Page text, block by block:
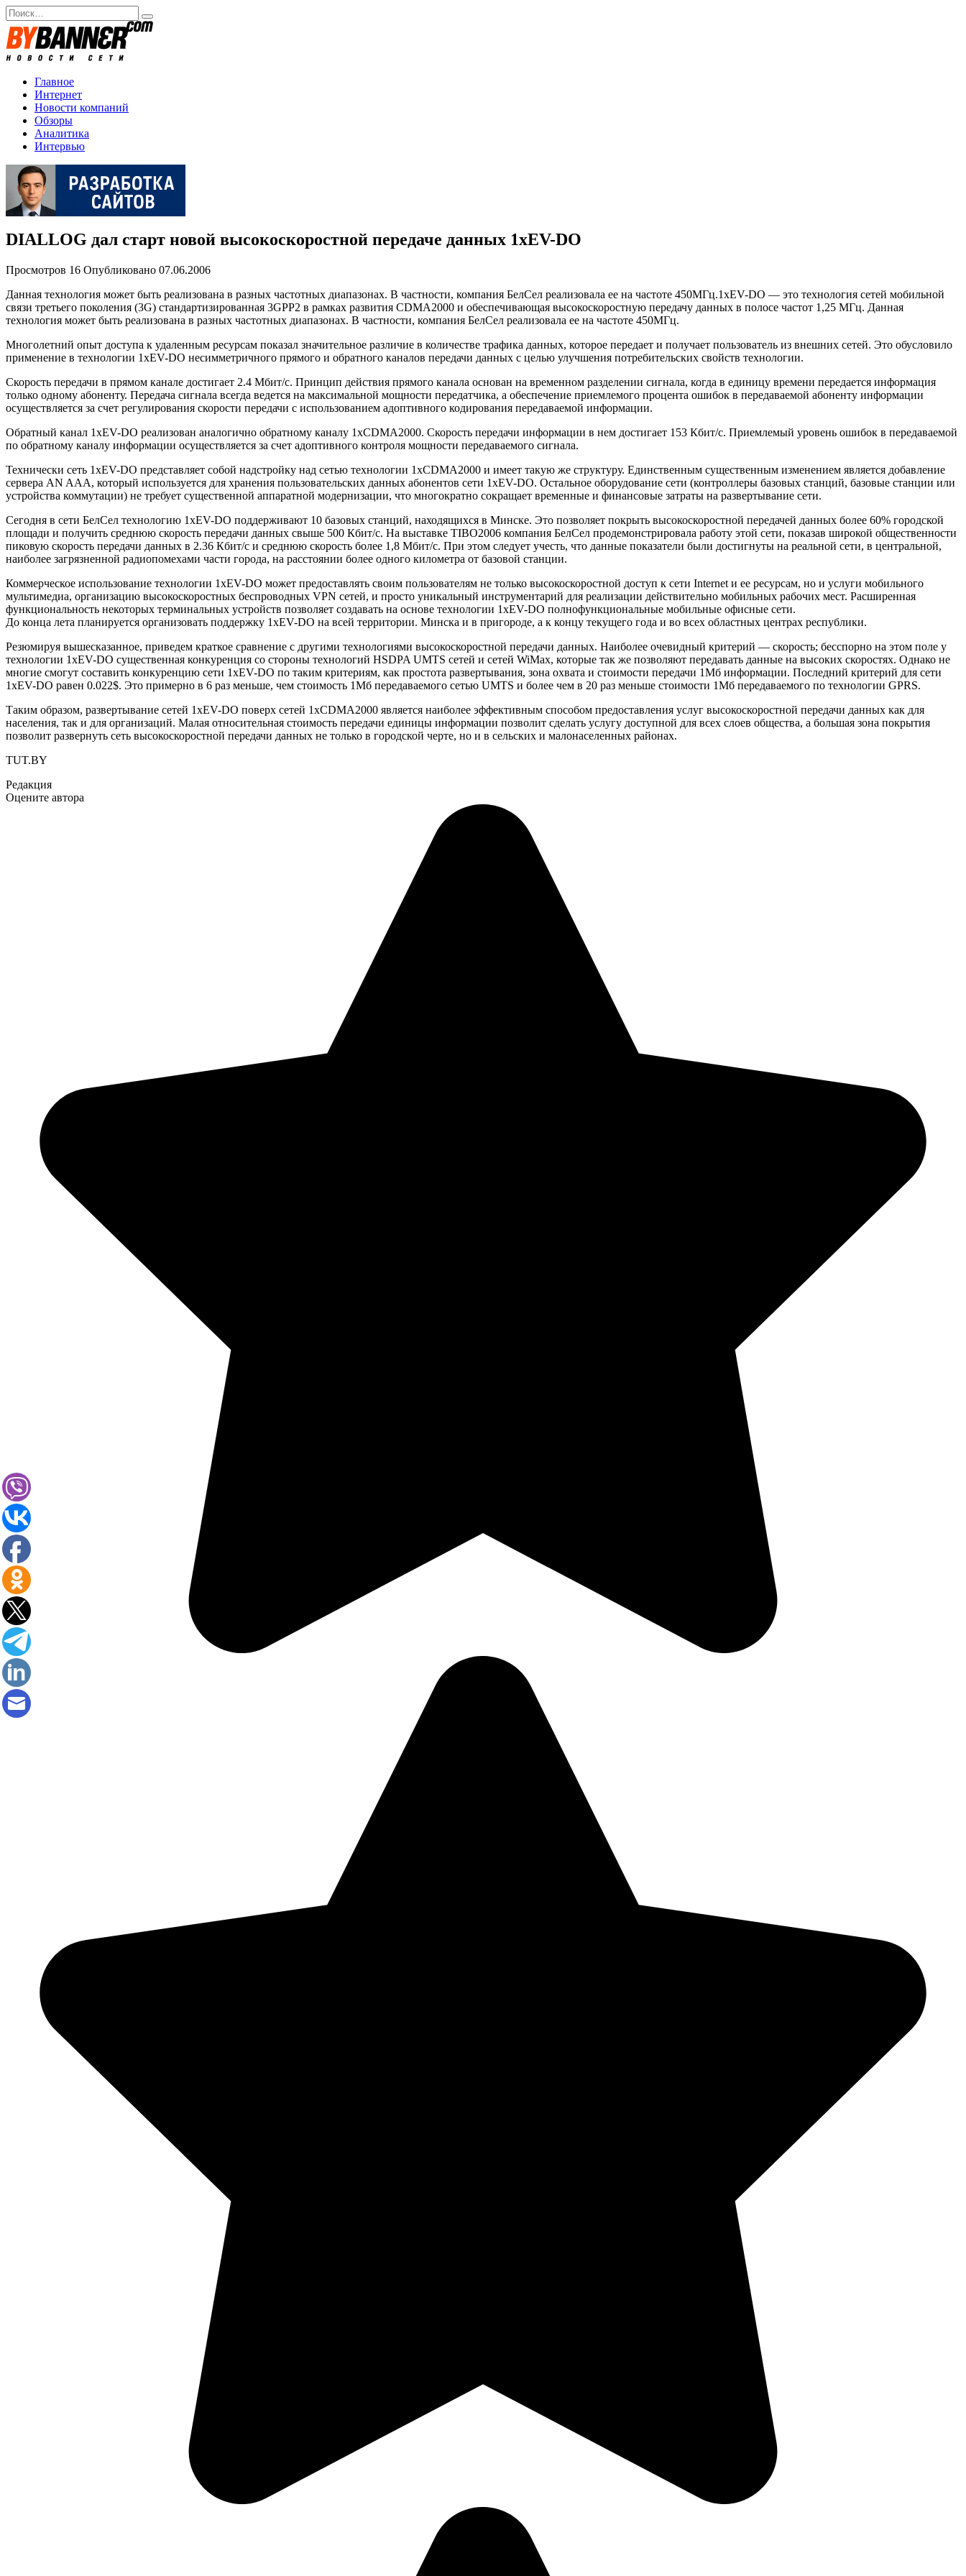
Перейти
к
содержанию
Search
for:
Главное
Интернет
Новости компаний
Обзоры
Аналитика
Интервью
DIALLOG дал старт новой высокоскоростной передаче данных 1хEV-DO
Просмотров 16 Опубликовано 07.06.2006
Данная технология может быть реализована в разных частотных диапазонах. В частности, компания БелСел реализовала ее на частоте 450МГц.1xEV-DO — это технология сетей мобильной
связи третьего поколения (3G) стандартизированная 3GPP2 в рамках развития CDMA2000 и обеспечивающая высокоскоростную передачу данных в полосе частот 1,25 МГц. Данная
технология может быть реализована в разных частотных диапазонах. В частности, компания БелСел реализовала ее на частоте 450МГц.
Многолетний опыт доступа к удаленным ресурсам показал значительное различие в количестве трафика данных, которое передает и получает пользователь из внешних сетей. Это обусловило
применение в технологии 1xEV-DO несимметричного прямого и обратного каналов передачи данных с целью улучшения потребительских свойств технологии.
Скорость передачи в прямом канале достигает 2.4 Мбит/с. Принцип действия прямого канала основан на временном разделении сигнала, когда в единицу времени передается информация
только одному абоненту. Передача сигнала всегда ведется на максимальной мощности передатчика, а обеспечение приемлемого процента ошибок в передаваемой абоненту информации
осуществляется за счет регулирования скорости передачи с использованием адоптивного кодирования передаваемой информации.
Обратный канал 1xEV-DO реализован аналогично обратному каналу 1xCDMA2000. Скорость передачи информации в нем достигает 153 Кбит/с. Приемлемый уровень ошибок в передаваемой
по обратному каналу информации осуществляется за счет адоптивного контроля мощности передаваемого сигнала.
Технически сеть 1xEV-DO представляет собой надстройку над сетью технологии 1xCDMA2000 и имеет такую же структуру. Единственным существенным изменением является добавление
сервера AN AAA, который используется для хранения пользовательских данных абонентов сети 1xEV-DO. Остальное оборудование сети (контроллеры базовых станций, базовые станции или
устройства коммутации) не требует существенной аппаратной модернизации, что многократно сокращает временные и финансовые затраты на развертывание сети.
Сегодня в сети БелСел технологию 1xEV-DO поддерживают 10 базовых станций, находящихся в Минске. Это позволяет покрыть высокоскоростной передачей данных более 60% городской
площади и получить среднюю скорость передачи данных свыше 500 Кбит/с. На выставке TIBO2006 компания БелСел продемонстрировала работу этой сети, показав широкой общественности
пиковую скорость передачи данных в 2.36 Кбит/с и среднюю скорость более 1,8 Мбит/с. При этом следует учесть, что данные показатели были достигнуты на реальной сети, в центральной,
наиболее загрязненной радиопомехами части города, на расстоянии более одного километра от базовой станции.
Коммерческое использование технологии 1xEV-DO может предоставлять своим пользователям не только высокоскоростной доступ к сети Internet и ее ресурсам, но и услуги мобильного
мультимедиа, организацию высокоскоростных беспроводных VPN сетей, и просто уникальный инструментарий для реализации действительно мобильных рабочих мест. Расширенная
функциональность некоторых терминальных устройств позволяет создавать на основе технологии 1xEV-DO полнофункциональные мобильные офисные сети.
До конца лета планируется организовать поддержку 1xEV-DO на всей территории. Минска и в пригороде, а к концу текущего года и во всех областных центрах республики.
Резюмируя вышесказанное, приведем краткое сравнение с другими технологиями высокоскоростной передачи данных. Наиболее очевидный критерий — скорость; бесспорно на этом поле у
технологии 1xEV-DO существенная конкуренция со стороны технологий HSDPA UMTS сетей и сетей WiMax, которые так же позволяют передавать данные на высоких скоростях. Однако не
многие смогут составить конкуренцию сети 1хEV-DO по таким критериям, как простота развертывания, зона охвата и стоимости передачи 1Мб информации. Последний критерий для сети
1хEV-DO равен 0.022$. Это примерно в 6 раз меньше, чем стоимость 1Мб передаваемого сетью UMTS и более чем в 20 раз меньше стоимости 1Мб передаваемого по технологии GPRS.
Таким образом, развертывание сетей 1хEV-DO поверх сетей 1xCDMA2000 является наиболее эффективным способом предоставления услуг высокоскоростной передачи данных как для
населения, так и для организаций. Малая относительная стоимость передачи единицы информации позволит сделать услугу доступной для всех слоев общества, а большая зона покрытия
позволит развернуть сеть высокоскоростной передачи данных не только в городской черте, но и в сельских и малонаселенных районах.
TUT.BY
Редакция
Оцените автора